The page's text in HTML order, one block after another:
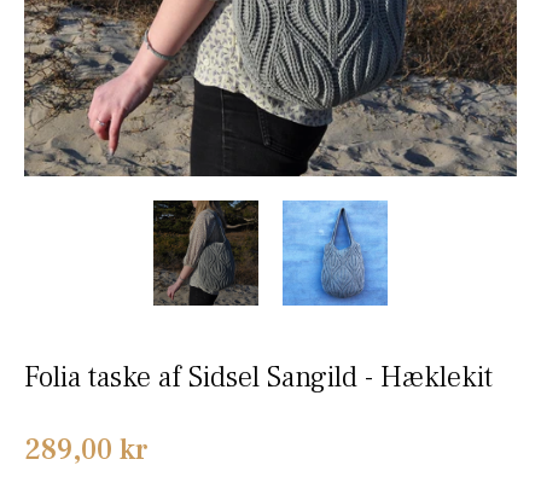
Folia taske af Sidsel Sangild - Hæklekit
Normalpris
289,00 kr